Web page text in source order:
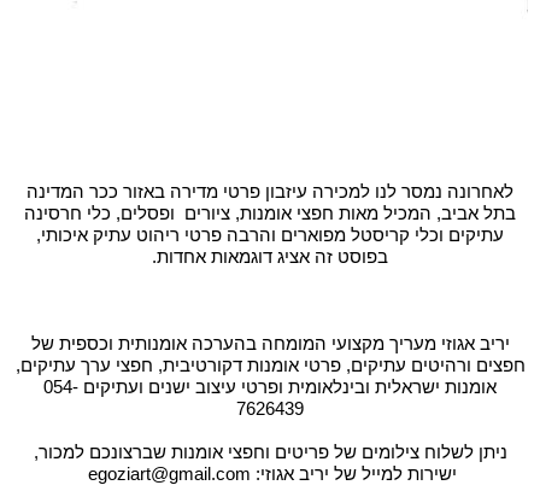
לאחרונה נמסר לנו למכירה עיזבון פרטי מדירה באזור ככר המדינה
בתל אביב, המכיל מאות חפצי אומנות, ציורים ופסלים, כלי חרסינה
עתיקים וכלי קריסטל מפוארים והרבה פרטי ריהוט עתיק איכותי,
בפוסט זה אציג דוגמאות אחדות.
יריב אגוזי מעריך מקצועי המומחה בהערכה אומנותית וכספית של
חפצים ורהיטים עתיקים, פרטי אומנות דקורטיבית, חפצי ערך עתיקים,
אומנות ישראלית ובינלאומית ופרטי עיצוב ישנים ועתיקים 054-
7626439
ניתן לשלוח צילומים של פריטים וחפצי אומנות שברצונכם למכור,
ישירות למייל של יריב אגוזי: egoziart@gmail.com